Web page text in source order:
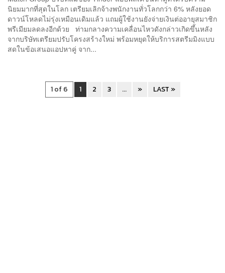
นิยมมากที่สุดในโลก เตรียมเลิกจ้างพนักงานทั่วโลกกว่า 6% หลังยอด
ดาวน์โหลดไม่รุ่งเหมือนเดิมแล้ว แถมผู้ใช้งานยังจ่ายเงินต่ออายุสมาชิก
พรีเมียมลดลงอีกด้วย ท่ามกลางความเคลื่อนไหวดังกล่าวเกิดขึ้นหลัง
จากบริษัทเตรียมปรับโครงสร้างใหม่ พร้อมหยุดให้บริการสตรีมมิงแบบ
สดในข้อเสนอแอปหาคู่ จาก...
1 of 6 1 2 3 ... » LAST »